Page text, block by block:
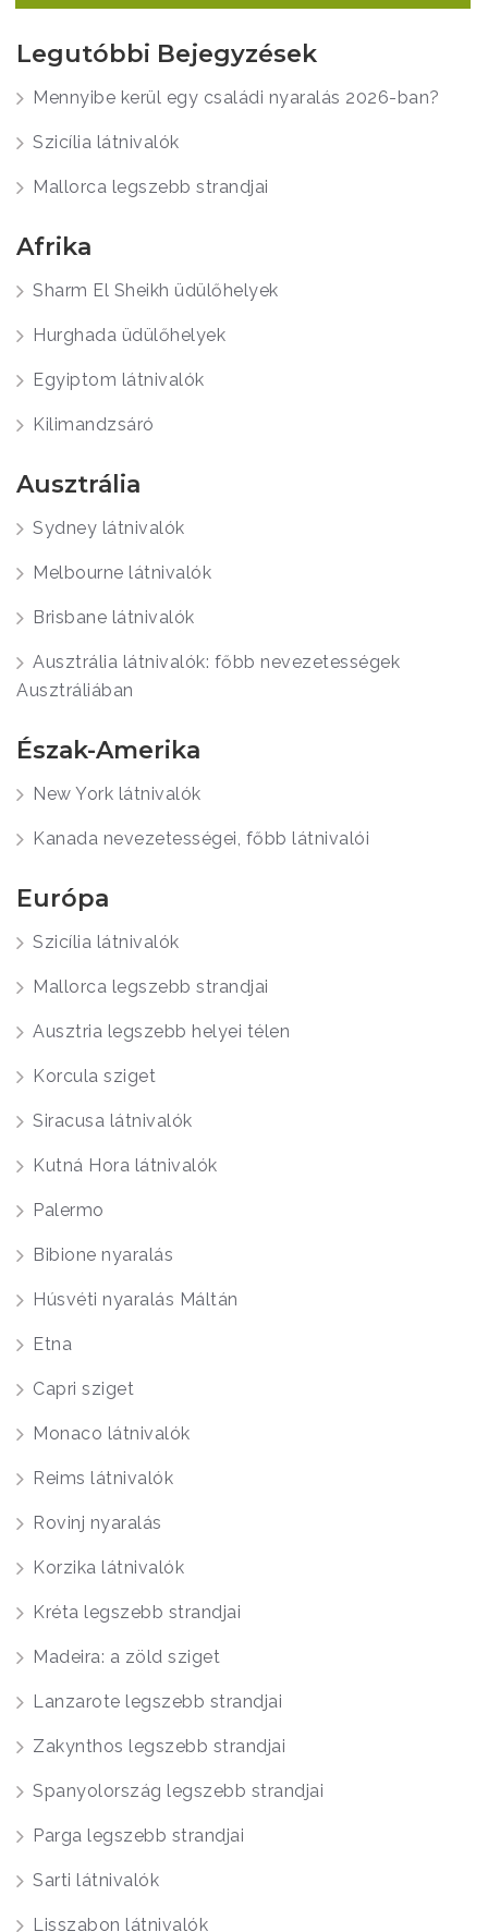
Legutóbbi Bejegyzések
Mennyibe kerül egy családi nyaralás 2026-ban?
Szicília látnivalók
Mallorca legszebb strandjai
Afrika
Sharm El Sheikh üdülőhelyek
Hurghada üdülőhelyek
Egyiptom látnivalók
Kilimandzsáró
Ausztrália
Sydney látnivalók
Melbourne látnivalók
Brisbane látnivalók
Ausztrália látnivalók: főbb nevezetességek
Ausztráliában
Észak-Amerika
New York látnivalók
Kanada nevezetességei, főbb látnivalói
Európa
Szicília látnivalók
Mallorca legszebb strandjai
Ausztria legszebb helyei télen
Korcula sziget
Siracusa látnivalók
Kutná Hora látnivalók
Palermo
Bibione nyaralás
Húsvéti nyaralás Máltán
Etna
Capri sziget
Monaco látnivalók
Reims látnivalók
Rovinj nyaralás
Korzika látnivalók
Kréta legszebb strandjai
Madeira: a zöld sziget
Lanzarote legszebb strandjai
Zakynthos legszebb strandjai
Spanyolország legszebb strandjai
Parga legszebb strandjai
Sarti látnivalók
Lisszabon látnivalók